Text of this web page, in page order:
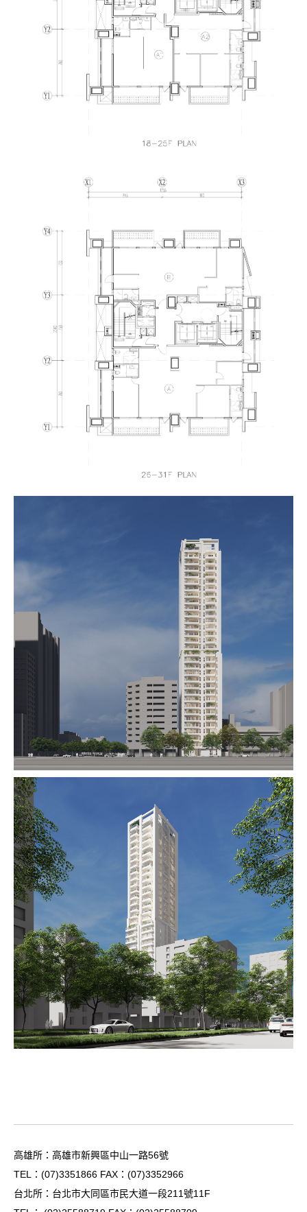
高雄所：高雄市新興區中山一路56號
TEL： (07)3351866 FAX：(07)3352966
台北所：台北市大同區市民大道一段211號11F